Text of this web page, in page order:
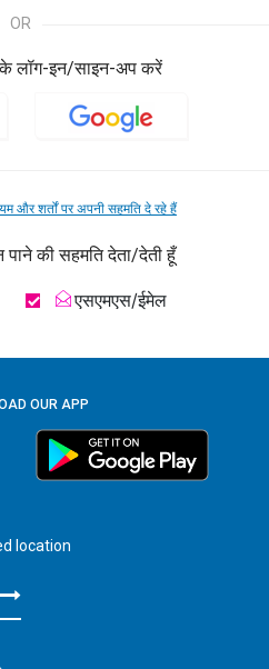
OR
लॉग-इन/साइन-अप करें
और शर्तों पर अपनी सहमति दे रहे हैं
की सहमति देता/देती हूँ
एसएमएस/ईमेल
OUR APP
location